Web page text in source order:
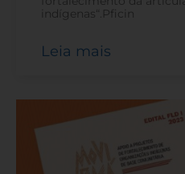
indígenas“.Pficin
Leia mais